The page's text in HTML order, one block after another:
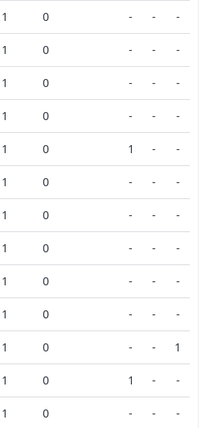
1 0 - - -
1 0 - - -
1 0 - - -
1 0 - - -
1 0 1 - -
1 0 - - -
1 0 - - -
1 0 - - -
1 0 - - -
1 0 - - -
1 0 - - 1
1 0 1 - -
1 0 - - -